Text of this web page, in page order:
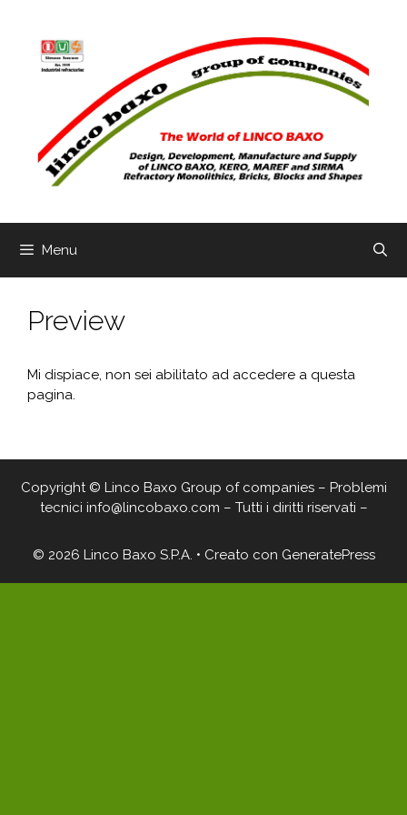
contenuto
Menu
Preview
Mi dispiace, non sei abilitato ad accedere a questa
pagina.
Copyright © Linco Baxo Group of companies – Problemi
tecnici info@lincobaxo.com – Tutti i diritti riservati –
© 2026 Linco Baxo S.P.A. • Creato con GeneratePress